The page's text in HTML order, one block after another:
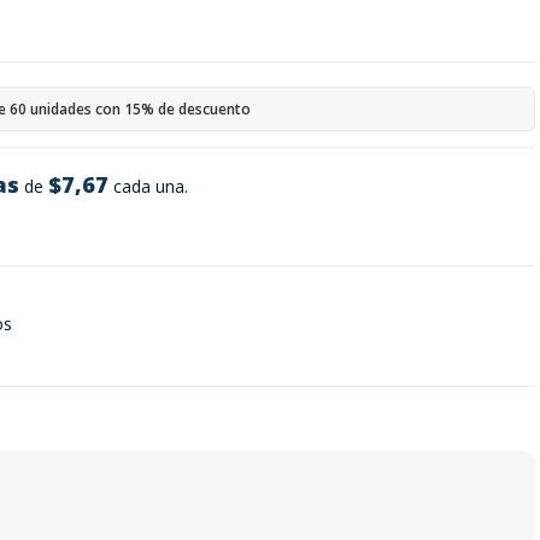
de $7,67 cada una.
60 unidades con 15% de descuento